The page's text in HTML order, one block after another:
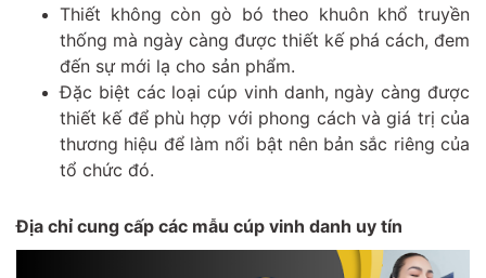
Thiết không còn gò bó theo khuôn khổ truyền
thống mà ngày càng được thiết kế phá cách, đem
đến sự mới lạ cho sản phẩm.
Đặc biệt các loại cúp vinh danh, ngày càng được
thiết kế để phù hợp với phong cách và giá trị của
thương hiệu để làm nổi bật nên bản sắc riêng của
tổ chức đó.
Địa chỉ cung cấp các mẫu cúp vinh danh uy tín